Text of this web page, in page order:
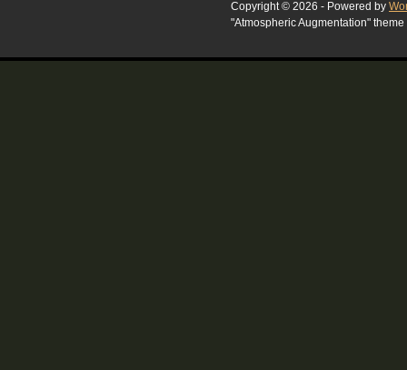
Copyright © 2026 - Powered by
"Atmospheric Augmentation"